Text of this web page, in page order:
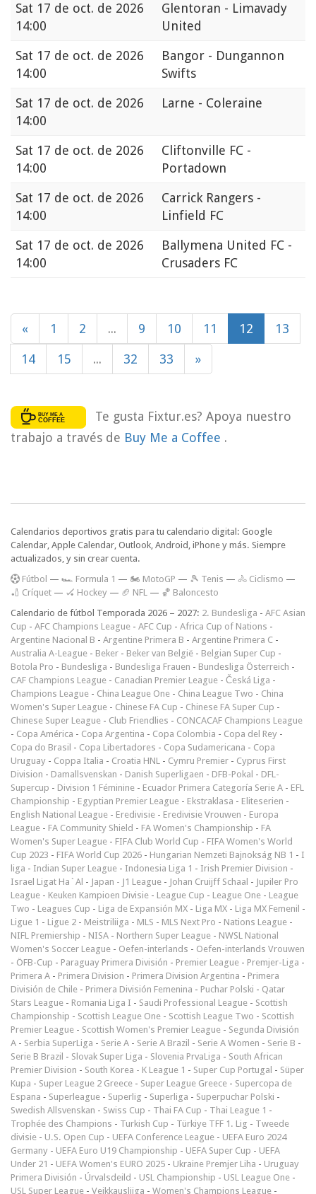
Sat 17 de oct. de 2026
14:00
Glentoran - Limavady
United
Sat 17 de oct. de 2026
14:00
Bangor - Dungannon
Swifts
Sat 17 de oct. de 2026
14:00
Larne - Coleraine
Sat 17 de oct. de 2026
14:00
Cliftonville FC -
Portadown
Sat 17 de oct. de 2026
14:00
Carrick Rangers -
Linfield FC
Sat 17 de oct. de 2026
14:00
Ballymena United FC -
Crusaders FC
« 1 2 ... 9 10 11 12 13
14 15 ... 32 33 »
Te gusta Fixtur.es? Apoya nuestro
trabajo a través de Buy Me a Coffee .
Calendarios deportivos gratis para tu calendario digital: Google
Calendar, Apple Calendar, Outlook, Android, iPhone y más. Siempre
actualizados, y sin crear cuenta.
Fútbol — 🏎️ Formula 1 — 🏍 MotoGP — 🎾 Tenis — 🚴 Ciclismo —
🏏 Críquet — 🏑 Hockey — 🏈 NFL — 🏀 Baloncesto
Calendario de fútbol Temporada 2026 – 2027: 2. Bundesliga - AFC Asian
Cup - AFC Champions League - AFC Cup - Africa Cup of Nations -
Argentine Nacional B - Argentine Primera B - Argentine Primera C -
Australia A-League - Beker - Beker van België - Belgian Super Cup -
Botola Pro - Bundesliga - Bundesliga Frauen - Bundesliga Österreich -
CAF Champions League - Canadian Premier League - Česká Liga -
Champions League - China League One - China League Two - China
Women's Super League - Chinese FA Cup - Chinese FA Super Cup -
Chinese Super League - Club Friendlies - CONCACAF Champions League
- Copa América - Copa Argentina - Copa Colombia - Copa del Rey -
Copa do Brasil - Copa Libertadores - Copa Sudamericana - Copa
Uruguay - Coppa Italia - Croatia HNL - Cymru Premier - Cyprus First
Division - Damallsvenskan - Danish Superligaen - DFB-Pokal - DFL-
Supercup - Division 1 Féminine - Ecuador Primera Categoría Serie A - EFL
Championship - Egyptian Premier League - Ekstraklasa - Eliteserien -
English National League - Eredivisie - Eredivisie Vrouwen - Europa
League - FA Community Shield - FA Women's Championship - FA
Women's Super League - FIFA Club World Cup - FIFA Women's World
Cup 2023 - FIFA World Cup 2026 - Hungarian Nemzeti Bajnokság NB 1 - I
liga - Indian Super League - Indonesia Liga 1 - Irish Premier Division -
Israel Ligat Ha`Al - Japan - J1 League - Johan Cruijff Schaal - Jupiler Pro
League - Keuken Kampioen Divisie - League Cup - League One - League
Two - Leagues Cup - Liga de Expansión MX - Liga MX - Liga MX Femenil -
Ligue 1 - Ligue 2 - Meistriliiga - MLS - MLS Next Pro - Nations League -
NIFL Premiership - NISA - Northern Super League - NWSL National
Women's Soccer League - Oefen-interlands - Oefen-interlands Vrouwen
- ÖFB-Cup - Paraguay Primera División - Premier League - Premjer-Liga -
Primera A - Primera Division - Primera Division Argentina - Primera
División de Chile - Primera División Femenina - Puchar Polski - Qatar
Stars League - Romania Liga I - Saudi Professional League - Scottish
Championship - Scottish League One - Scottish League Two - Scottish
Premier League - Scottish Women's Premier League - Segunda División
A - Serbia SuperLiga - Serie A - Serie A Brazil - Serie A Women - Serie B -
Serie B Brazil - Slovak Super Liga - Slovenia PrvaLiga - South African
Premier Division - South Korea - K League 1 - Super Cup Portugal - Süper
Kupa - Super League 2 Greece - Super League Greece - Supercopa de
Espana - Superleague - Superlig - Superliga - Superpuchar Polski -
Swedish Allsvenskan - Swiss Cup - Thai FA Cup - Thai League 1 -
Trophée des Champions - Turkish Cup - Türkiye TFF 1. Lig - Tweede
divisie - U.S. Open Cup - UEFA Conference League - UEFA Euro 2024
Germany - UEFA Euro U19 Championship - UEFA Super Cup - UEFA
Under 21 - UEFA Women's EURO 2025 - Ukraine Premjer Liha - Uruguay
Primera División - Úrvalsdeild - USL Championship - USL League One -
USL Super League - Veikkausliiga - Women's Champions League -